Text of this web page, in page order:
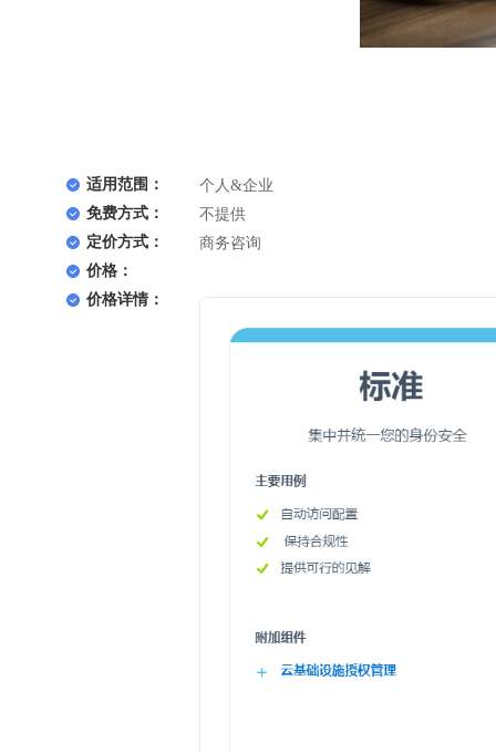
适用范围：
个人&企业
免费方式：
不提供
定价方式：
商务咨询
价格：
价格详情：